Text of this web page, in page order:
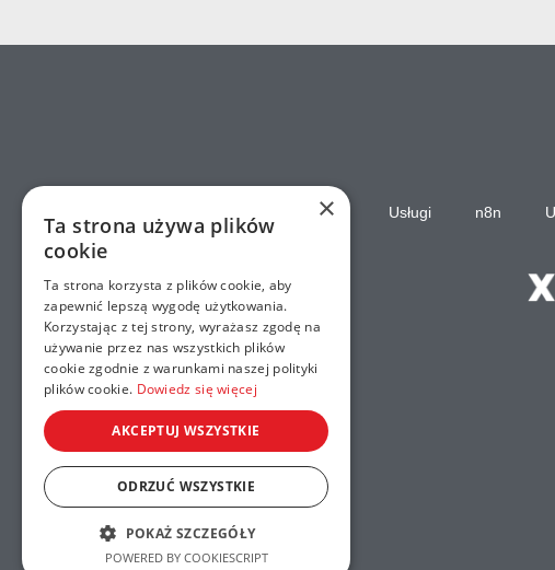
Strona główna Usługi n8n
×
Ta strona używa plików
cookie
Ta strona korzysta z plików cookie, aby
zapewnić lepszą wygodę użytkowania.
Korzystając z tej strony, wyrażasz zgodę na
używanie przez nas wszystkich plików
cookie zgodnie z warunkami naszej polityki
plików cookie. Dowiedz się więcej
AKCEPTUJ WSZYSTKIE
ODRZUĆ WSZYSTKIE
POKAŻ SZCZEGÓŁY
POWERED BY COOKIESCRIPT